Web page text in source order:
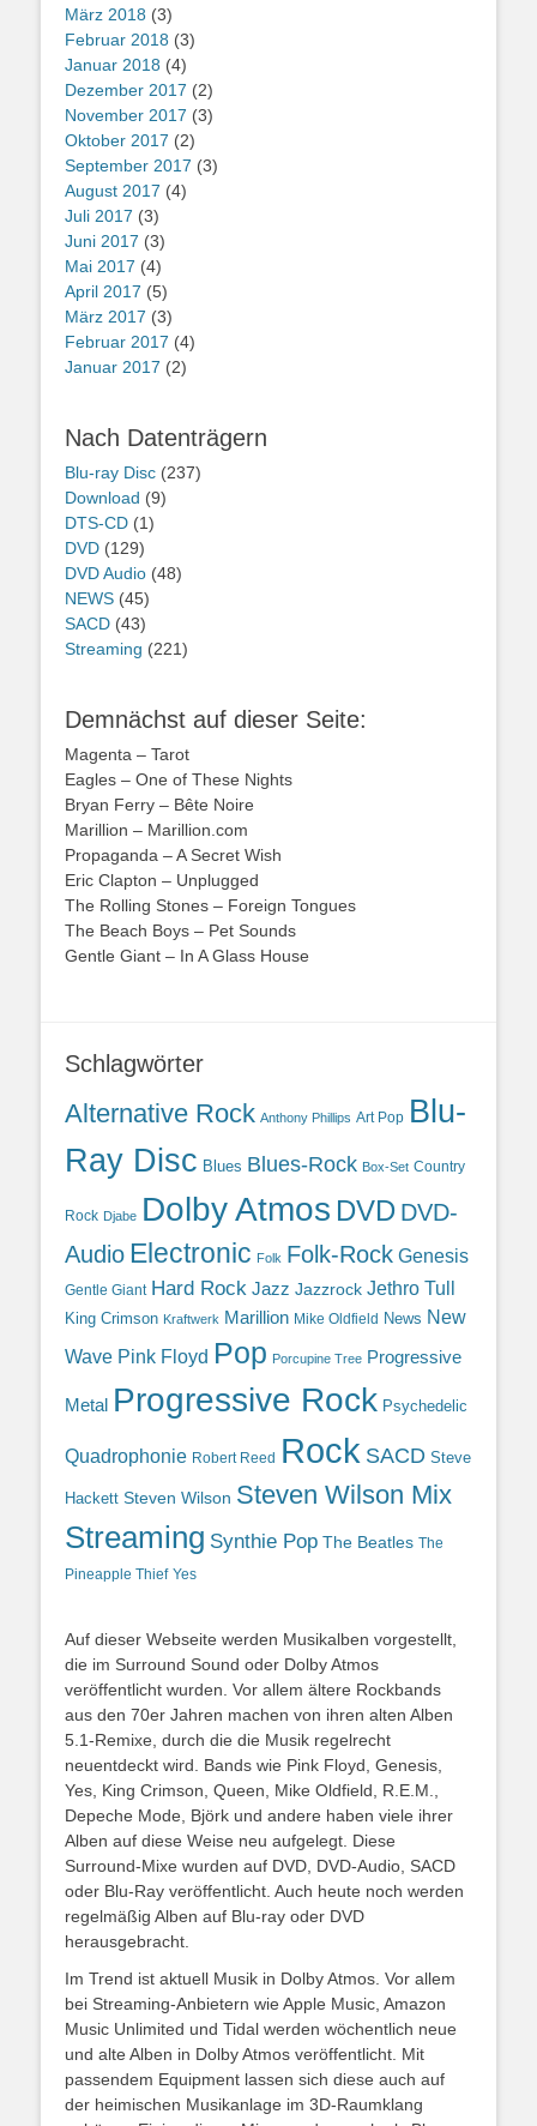
März 2018 (3)
Februar 2018 (3)
Januar 2018 (4)
Dezember 2017 (2)
November 2017 (3)
Oktober 2017 (2)
September 2017 (3)
August 2017 (4)
Juli 2017 (3)
Juni 2017 (3)
Mai 2017 (4)
April 2017 (5)
März 2017 (3)
Februar 2017 (4)
Januar 2017 (2)
Nach Datenträgern
Blu-ray Disc (237)
Download (9)
DTS-CD (1)
DVD (129)
DVD Audio (48)
NEWS (45)
SACD (43)
Streaming (221)
Demnächst auf dieser Seite:
Magenta – Tarot
Eagles – One of These Nights
Bryan Ferry – Bête Noire
Marillion – Marillion.com
Propaganda – A Secret Wish
Eric Clapton – Unplugged
The Rolling Stones – Foreign Tongues
The Beach Boys – Pet Sounds
Gentle Giant – In A Glass House
Schlagwörter
Alternative Rock Anthony Phillips Art Pop Blu-
Ray Disc Blues Blues-Rock Box-Set Country
Rock Djabe Dolby Atmos DVD DVD-
Audio Electronic Folk Folk-Rock Genesis
Gentle Giant Hard Rock Jazz Jazzrock Jethro Tull
King Crimson Kraftwerk Marillion Mike Oldfield News New
Wave Pink Floyd Pop Porcupine Tree Progressive
Metal Progressive Rock Psychedelic
Quadrophonie Robert Reed Rock SACD Steve
Hackett Steven Wilson Steven Wilson Mix
Streaming Synthie Pop The Beatles The
Pineapple Thief Yes
Auf dieser Webseite werden Musikalben vorgestellt,
die im Surround Sound oder Dolby Atmos
veröffentlicht wurden. Vor allem ältere Rockbands
aus den 70er Jahren machen von ihren alten Alben
5.1-Remixe, durch die die Musik regelrecht
neuentdeckt wird. Bands wie Pink Floyd, Genesis,
Yes, King Crimson, Queen, Mike Oldfield, R.E.M.,
Depeche Mode, Björk und andere haben viele ihrer
Alben auf diese Weise neu aufgelegt. Diese
Surround-Mixe wurden auf DVD, DVD-Audio, SACD
oder Blu-Ray veröffentlicht. Auch heute noch werden
regelmäßig Alben auf Blu-ray oder DVD
herausgebracht.
Im Trend ist aktuell Musik in Dolby Atmos. Vor allem
bei Streaming-Anbietern wie Apple Music, Amazon
Music Unlimited und Tidal werden wöchentlich neue
und alte Alben in Dolby Atmos veröffentlicht. Mit
passendem Equipment lassen sich diese auch auf
der heimischen Musikanlage im 3D-Raumklang